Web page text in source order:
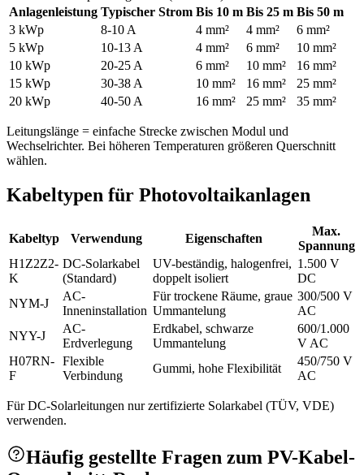
Anlagenleistung Typischer Strom Bis 10 m Bis 25 m Bis 50 m
3 kWp
8-10 A 4 mm² 4 mm²
6 mm²
5 kWp
10-13 A 4 mm² 6 mm²
10 mm²
10 kWp
20-25 A 6 mm² 10 mm²
16 mm²
15 kWp
30-38 A 10 mm² 16 mm²
25 mm²
20 kWp
40-50 A 16 mm² 25 mm² 35 mm²
Leitungslänge = einfache Strecke zwischen Modul und
Wechselrichter. Bei höheren Temperaturen größeren Querschnitt
wählen.
Kabeltypen für Photovoltaikanlagen
Kabeltyp Verwendung Eigenschaften
Max.
Spannung
H1Z2Z2-
K
DC-Solarkabel
(Standard)
UV-beständig, halogenfrei,
doppelt isoliert
1.500 V
DC
NYM-J
AC-
Inneninstallation
Für trockene Räume, graue
Ummantelung
300/500 V
AC
NYY-J
AC-
Erdverlegung
Erdkabel, schwarze
Ummantelung
600/1.000
V AC
H07RN-
F
Flexible
Verbindung
Gummi, hohe Flexibilität
450/750 V
AC
Für DC-Solarleitungen nur zertifizierte Solarkabel (TÜV, VDE)
verwenden.
Häufig gestellte Fragen zum PV-Kabel-